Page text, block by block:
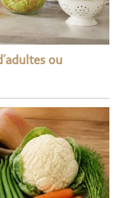
ou